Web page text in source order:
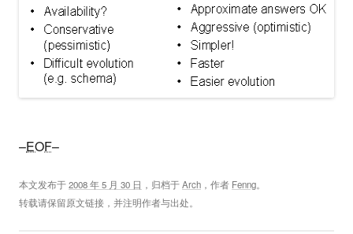
–EOF–
本文发布于2008 年 5 月 30 日 ，归档于Arch ，作者 Fenng。
转载请保留原文链接，并注明作者与出处。